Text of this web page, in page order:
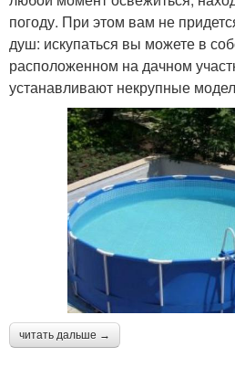
погоду. При этом вам не
душ: искупаться вы можете в
расположенном на дачном
устанавливают некрупные
читать дальше →